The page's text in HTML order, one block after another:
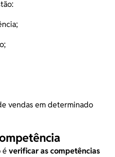
vendas em determinado
é verificar as competências